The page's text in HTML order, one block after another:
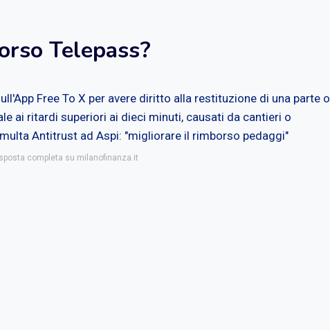
Telepass?
Free To X per avere diritto alla restituzione di una parte o
ai ritardi superiori ai dieci minuti, causati da cantieri o
Antitrust ad Aspi: "migliorare il rimborso pedaggi"
completa su milanofinanza.it